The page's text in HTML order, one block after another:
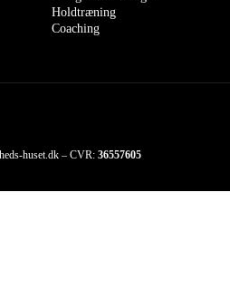
Holdtræning
Coaching
huset.dk – CVR: 36557605